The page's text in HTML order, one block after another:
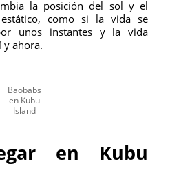
la posición del sol y el
como si la vida se
unos instantes y la vida
y ahora.
Baobabs
en Kubu
Island
en Kubu